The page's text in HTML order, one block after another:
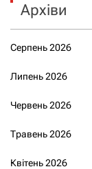
Архіви
Серпень 2026
Липень 2026
Червень 2026
Травень 2026
Квітень 2026